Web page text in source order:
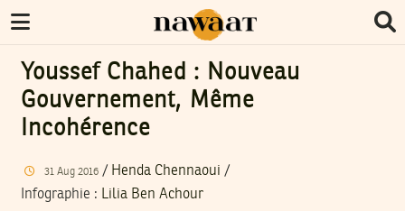
Youssef Chahed : Nouveau
Gouvernement, Même
Incohérence
31 Aug 2016/ Henda Chennaoui /
Infographie : Lilia Ben Achour